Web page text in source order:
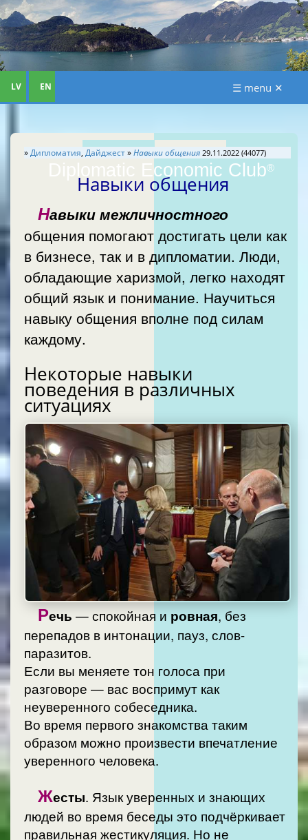
Diplomatic Economic Club®
LV EN ☰ menu ✕
»Дипломатия, Дайджест»Навыки общения 29.11.2022 (44077)
Навыки общения
Навыки межличностного
общения помогают достигать цели как
в бизнесе, так и в дипломатии. Люди,
обладающие харизмой, легко находят
общий язык и понимание. Научиться
навыку общения вполне под силам
каждому.
Некоторые навыки
поведения в различных
ситуациях
Речь — спокойная и ровная, без
перепадов в интонации, пауз, слов-
паразитов.
Если вы меняете тон голоса при
разговоре — вас воспримут как
неуверенного собеседника.
Во время первого знакомства таким
образом можно произвести впечатление
уверенного человека.
Жесты. Язык уверенных и знающих
людей во время беседы это подчёркивает
правильная жестикуляция. Но не